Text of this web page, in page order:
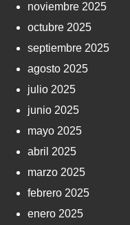
noviembre 2025
octubre 2025
septiembre 2025
agosto 2025
julio 2025
junio 2025
mayo 2025
abril 2025
marzo 2025
febrero 2025
enero 2025